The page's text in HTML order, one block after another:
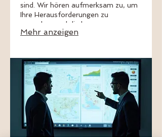
sind. Wir hören aufmerksam zu, um
Ihre Herausforderungen zu
verstehen und die beste
Vorgehensweise zu entwickeln.
Mehr anzeigen